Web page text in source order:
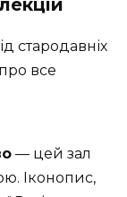
стародавніх
все
— цей зал
Іконопис,